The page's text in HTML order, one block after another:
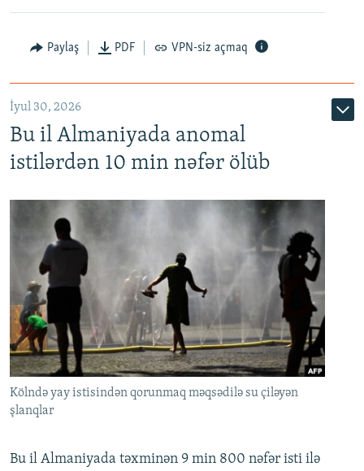
Paylaş PDF VPN-siz açmaq
İyul 30, 2026
Bu il Almaniyada anomal
istilərdən 10 min nəfər ölüb
Kölndə yay istisindən qorunmaq məqsədilə su çiləyən
şlanqlar
Bu il Almaniyada təxminən 9 min 800 nəfər isti ilə